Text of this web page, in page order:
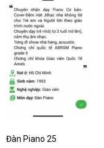
Đàn Piano 25